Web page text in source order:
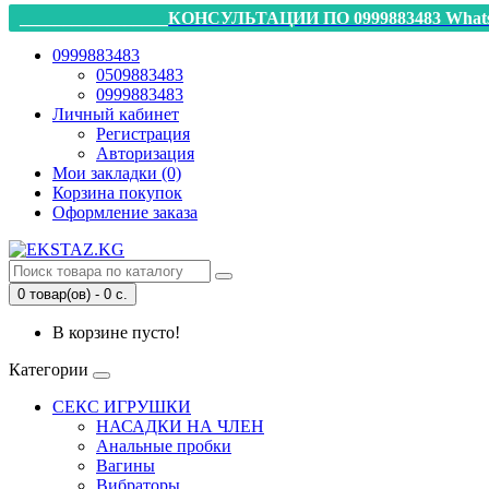
_________________КОНСУЛЬТАЦИИ ПО 0999883483
0999883483
0509883483
0999883483
Личный кабинет
Регистрация
Авторизация
Мои закладки (0)
Корзина покупок
Оформление заказа
0 товар(ов) - 0 с.
В корзине пусто!
Категории
СЕКС ИГРУШКИ
НАСАДКИ НА ЧЛЕН
Анальные пробки
Вагины
Вибраторы